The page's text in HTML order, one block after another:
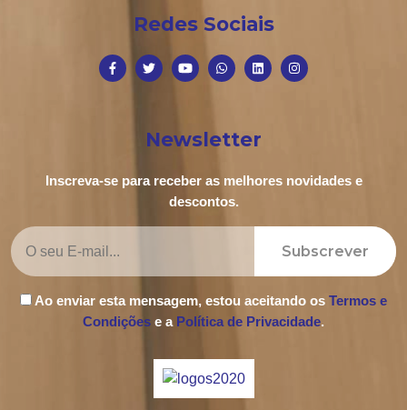
Redes Sociais
Newsletter
Inscreva-se para receber as melhores novidades e
descontos.
Subscrever
Ao enviar esta mensagem, estou aceitando os Termos e
Condições e a Política de Privacidade.